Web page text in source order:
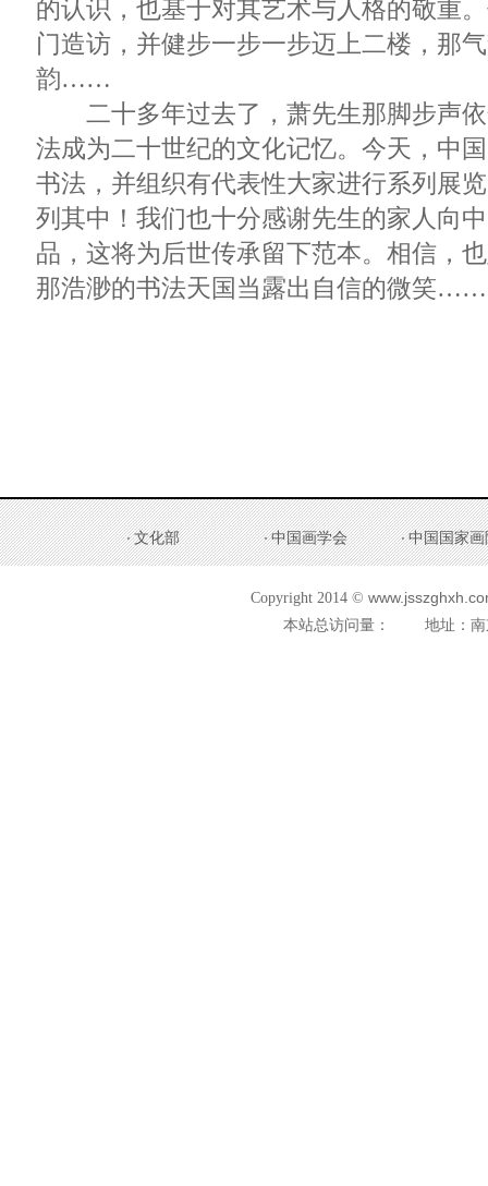
的认识，也基于对其艺术与人格的敬重
门造访，并健步一步一步迈上二楼，那
韵……
二十多年过去了，萧先生那脚步声依
法成为二十世纪的文化记忆。今天，中
书法，并组织有代表性大家进行系列展
列其中！我们也十分感谢先生的家人向
品，这将为后世传承留下范本。相信，
那浩渺的书法天国当露出自信的微笑……
文化部 中国画学会 中国国家画
Copyright 2014 ©
本站总访问量： 地址：南